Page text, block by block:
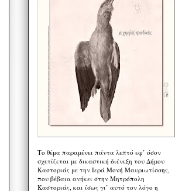
Το θέμα παραμένει πάντα λεπτό εφ’ όσον
σχετίζεται με δικαστική διένεξη του Δήμου
Καστοριάς με την Ιερά Μονή Μαυριωτίσσης,
που βέβαια ανήκει στην Μητρόπολη
Καστοριάς, και ίσως γι’ αυτό τον λόγο η